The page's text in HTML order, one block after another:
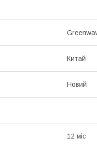
Китай
Новий
12 міс